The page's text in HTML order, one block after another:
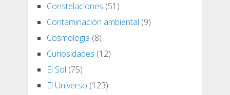
Constelaciones (51)
Contaminación ambiental (9)
Cosmologia (8)
Curiosidades (12)
El Sol (75)
El Universo (123)